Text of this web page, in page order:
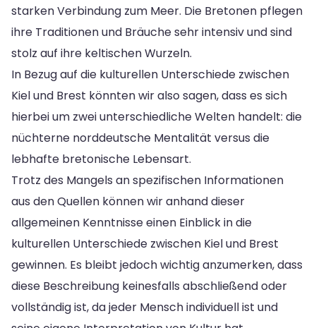
starken Verbindung zum Meer. Die Bretonen pflegen
ihre Traditionen und Bräuche sehr intensiv und sind
stolz auf ihre keltischen Wurzeln.
In Bezug auf die kulturellen Unterschiede zwischen
Kiel und Brest könnten wir also sagen, dass es sich
hierbei um zwei unterschiedliche Welten handelt: die
nüchterne norddeutsche Mentalität versus die
lebhafte bretonische Lebensart.
Trotz des Mangels an spezifischen Informationen
aus den Quellen können wir anhand dieser
allgemeinen Kenntnisse einen Einblick in die
kulturellen Unterschiede zwischen Kiel und Brest
gewinnen. Es bleibt jedoch wichtig anzumerken, dass
diese Beschreibung keinesfalls abschließend oder
vollständig ist, da jeder Mensch individuell ist und